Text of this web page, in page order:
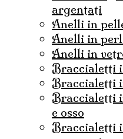
argentati
anelli in
anelli in
anelli in
braccialetti
braccialetti
braccialetti in madreperla, conchiglia
e osso
braccialetti in ottone, alpaca e metalli